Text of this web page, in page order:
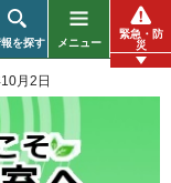
を探す メニュー
緊急・防
災
月2日